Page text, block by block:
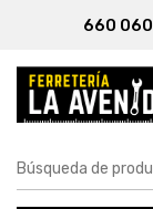
660